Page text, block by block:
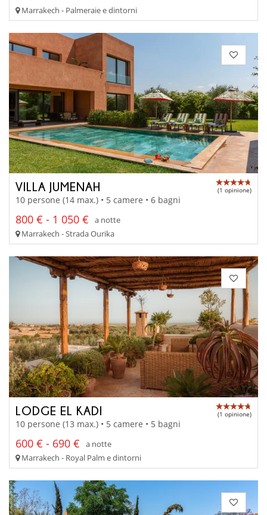
Marrakech - Palmeraie e dintorni
VILLA JUMENAH (1 opinione)
10 persone (14 max.) • 5 camere • 6 bagni
800 € - 1 050 €
a notte
Marrakech - Strada Ourika
LODGE EL KADI (1 opinione)
10 persone (13 max.) • 5 camere • 5 bagni
600 € - 690 €
a notte
Marrakech - Royal Palm e dintorni